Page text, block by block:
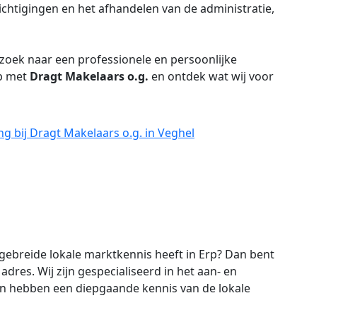
en het afhandelen van de administratie,
naar een professionele en persoonlijke
met Dragt Makelaars o.g. en ontdek wat wij voor
bij Dragt Makelaars o.g. in Veghel
lokale marktkennis heeft in Erp? Dan bent
Wij zijn gespecialiseerd in het aan- en
hebben een diepgaande kennis van de lokale